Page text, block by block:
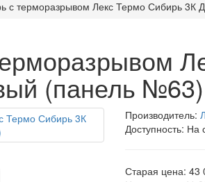
с терморазрывом Лекс Термо Сибирь
(панель №63)
Производитель:
Доступность: На
Старая цена: 43